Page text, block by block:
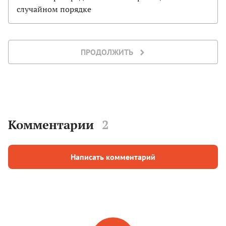
случайном порядке
ПРОДОЛЖИТЬ
Комментарии 2
Написать комментарий